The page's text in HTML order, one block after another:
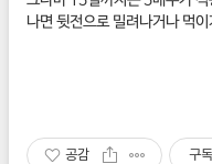
나면 뒷전으로 밀려나거나 먹
공감 구